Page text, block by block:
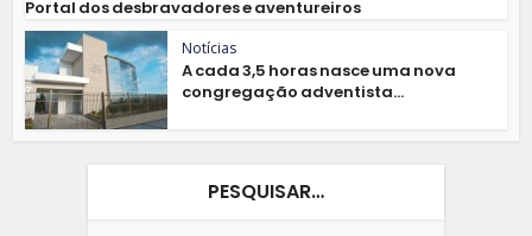
Portal dos desbravadores e aventureiros
Notícias
A cada 3,5 horas nasce uma nova
congregação adventista...
PESQUISAR…